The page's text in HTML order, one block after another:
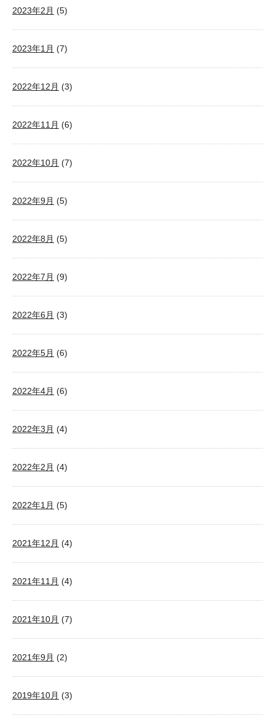
2023年2月 (5)
2023年1月 (7)
2022年12月 (3)
2022年11月 (6)
2022年10月 (7)
2022年9月 (5)
2022年8月 (5)
2022年7月 (9)
2022年6月 (3)
2022年5月 (6)
2022年4月 (6)
2022年3月 (4)
2022年2月 (4)
2022年1月 (5)
2021年12月 (4)
2021年11月 (4)
2021年10月 (7)
2021年9月 (2)
2019年10月 (3)